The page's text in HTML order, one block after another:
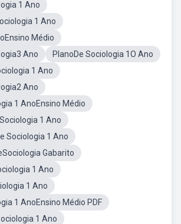
1 Ano
1 Ano
Médio
Ano
PlanoDe Sociologia 1O Ano
1 Ano
Ano
1 AnoEnsino Médio
1 Ano
Sociologia 1 Ano
Gabarito
1 Ano
1 Ano
1 AnoEnsino Médio PDF
1 Ano